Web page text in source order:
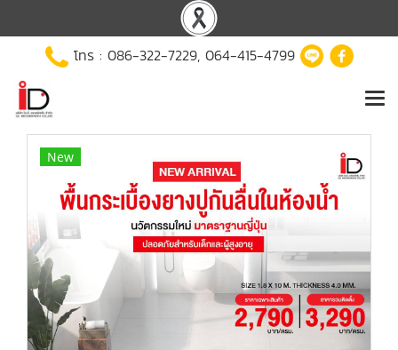
โทร : 086-322-7229, 064-415-4799
New